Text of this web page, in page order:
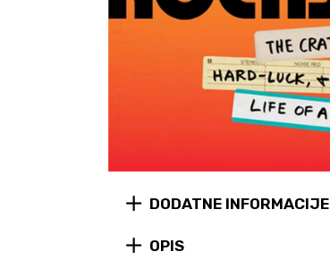
DODATNE INFORMACIJE
OPIS